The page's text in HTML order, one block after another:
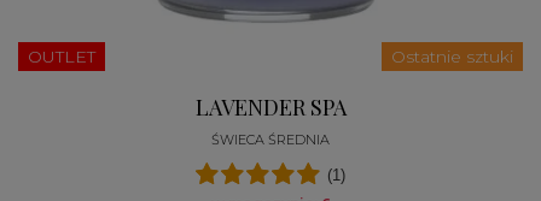
OUTLET Ostatnie sztuki
LAVENDER SPA
ŚWIECA ŚREDNIA
(1)